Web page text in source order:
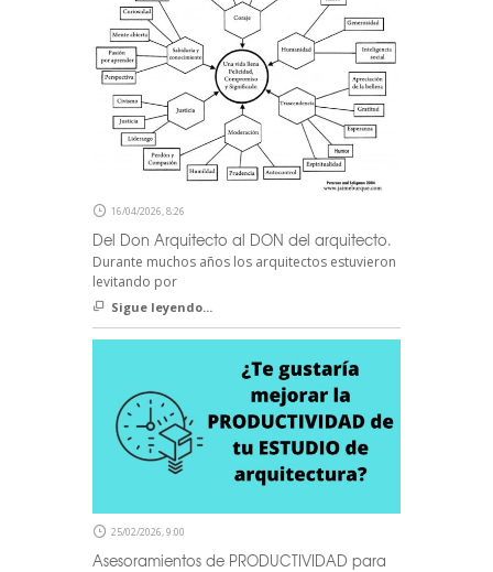
16/04/2026, 8:26
Del Don Arquitecto al DON del arquitecto.
Durante muchos años los arquitectos estuvieron
levitando por
Sigue leyendo...
25/02/2026, 9:00
Asesoramientos de PRODUCTIVIDAD para